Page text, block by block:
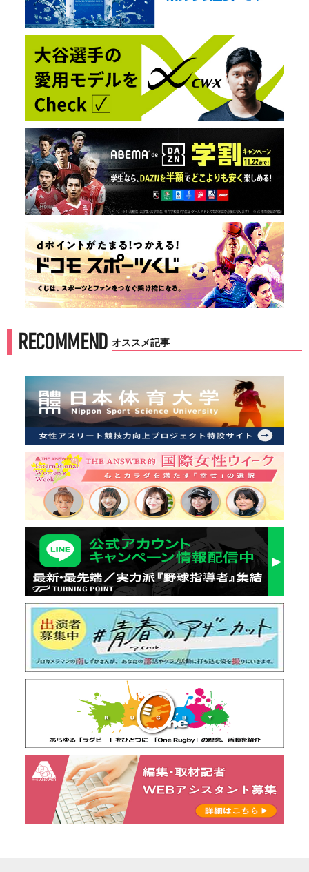
RECOMMEND オススメ記事